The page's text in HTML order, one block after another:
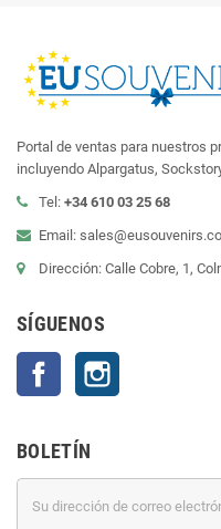
Portal de ventas para nuestros
incluyendo Alpargatus,
Tel: +34 610 03 25 68
Email:
Dirección: Calle Cobre, 1,
SÍGUENOS
Facebook
BOLETÍN